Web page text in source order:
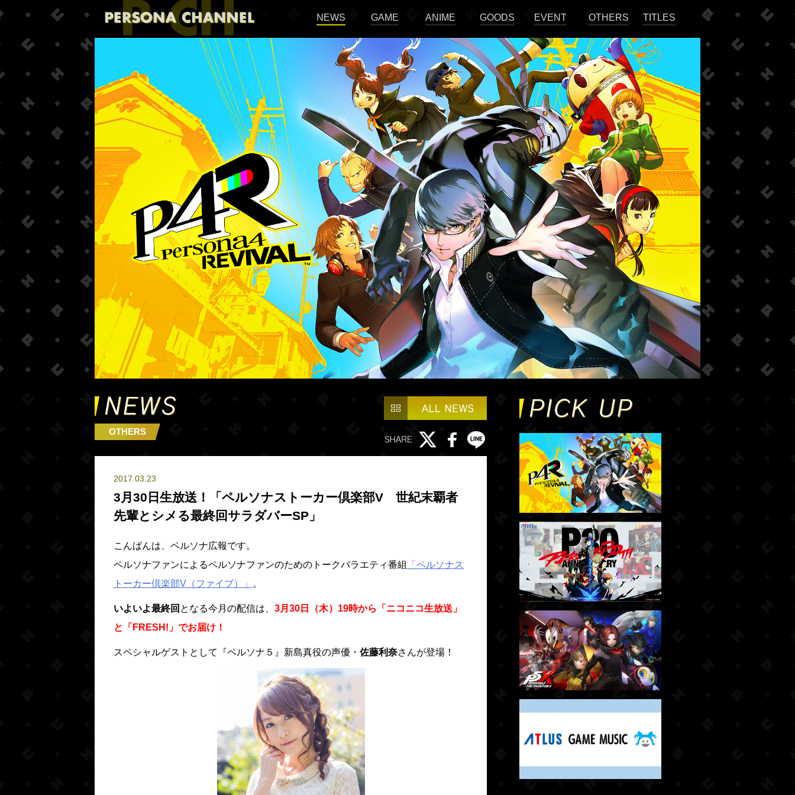
NEWS GAME ANIME GOODS EVENT OTHERS TITLES
OTHERS
2017.03.23
3月30日生放送！「ペルソナストーカー倶楽部V 世紀末覇者
先輩とシメる最終回サラダバーSP」
こんばんは、ペルソナ広報です。
ペルソナファンによるペルソナファンのためのトークバラエティ番組
「ペルソナス
トーカー倶楽部V（ファイブ）」
。
いよいよ最終回 となる今月の配信は、 3月30日（木）19時から「ニコニコ生放送」
と「FRESH!」でお届け！
スペシャルゲストとして『ペルソナ５』新島真役の声優・ 佐藤利奈さんが登場！